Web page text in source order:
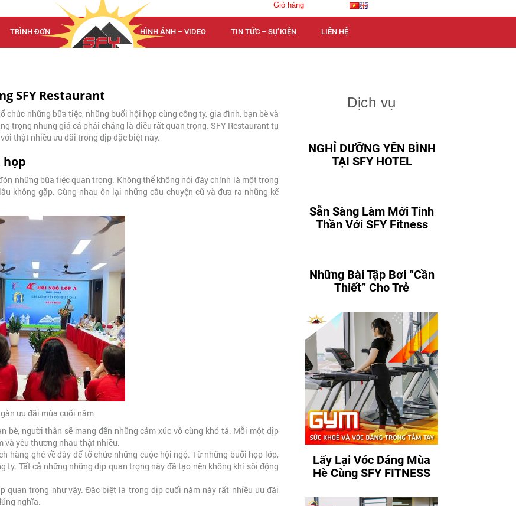
Giỏ hàng
TRÌNH ĐƠN TRÌNH ĐƠN HÌNH ẢNH – VIDEO TIN TỨC – SỰ KIỆN LIÊN HỆ
SFY Restaurant
những bữa tiệc, những buổi hội họp cùng công ty, gia đình, bạn bè và
trọng nhưng giá cả phải chăng là điều rất quan trọng. SFY Restaurant tự
thật nhiều ưu đãi trong dịp đặc biệt này.
họp
những bữa tiệc quan trọng. Không thể không nói đây chính là một trong
không gặp. Cùng nhau ôn lại những câu chuyện cũ và đưa ra những kế
ưu đãi mùa cuối năm
bè, người thân sẽ mang đến những cảm xúc vô cùng khó tả. Mỗi một dịp
và yêu thương nhau thật nhiều.
hàng ghé về đây để tổ chức những cuộc hội ngộ. Từ những buổi họp lớp,
ty. Tất cả những những dịp quan trọng này đã tạo nên không khí sôi động
quan trọng như vậy. Đặc biệt là trong dịp cuối năm này rất nhiều ưu đãi
nghĩa.
Dịch vụ
NGHỈ DƯỠNG YÊN BÌNH
TẠI SFY HOTEL
Sẵn Sàng Làm Mới Tinh
Thần Với SFY Fitness
Những Bài Tập Bơi “Cần
Thiết” Cho Trẻ
Lấy Lại Vóc Dáng Mùa
Hè Cùng SFY FITNESS